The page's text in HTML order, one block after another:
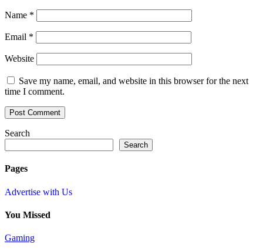
Name *
Email *
Website
Save my name, email, and website in this browser for the next
time I comment.
Search
Search
Pages
Advertise with Us
You Missed
Gaming